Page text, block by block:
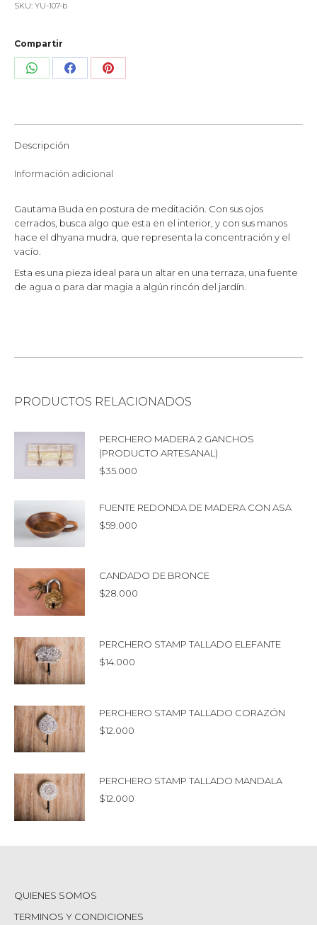
SKU: YU-107-b
Compartir
Share Share Share
Descripción
Información adicional
Gautama Buda en postura de meditación. Con sus ojos
cerrados, busca algo que esta en el interior, y con sus manos
hace el dhyana mudra, que representa la concentración y el
vacío.
Esta es una pieza ideal para un altar en una terraza, una fuente
de agua o para dar magia a algún rincón del jardín.
PRODUCTOS RELACIONADOS
PERCHERO MADERA 2 GANCHOS
(PRODUCTO ARTESANAL)
$35.000
FUENTE REDONDA DE MADERA CON ASA
$59.000
CANDADO DE BRONCE
$28.000
PERCHERO STAMP TALLADO ELEFANTE
$14.000
PERCHERO STAMP TALLADO CORAZÓN
$12.000
PERCHERO STAMP TALLADO MANDALA
$12.000
QUIENES SOMOS
TERMINOS Y CONDICIONES